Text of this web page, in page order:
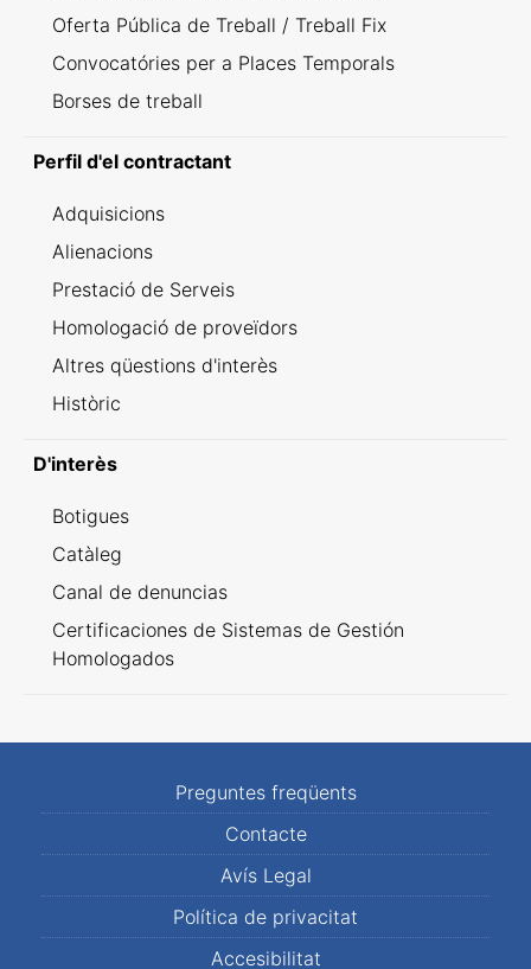
Oferta Pública de Treball / Treball Fix
Convocatóries per a Places Temporals
Borses de treball
Perfil d'el contractant
Adquisicions
Alienacions
Prestació de Serveis
Homologació de proveïdors
Altres qüestions d'interès
Històric
D'interès
Botigues
Catàleg
Canal de denuncias
Certificaciones de Sistemas de Gestión
Homologados
Preguntes freqüents
Contacte
Avís Legal
Política de privacitat
Accesibilitat